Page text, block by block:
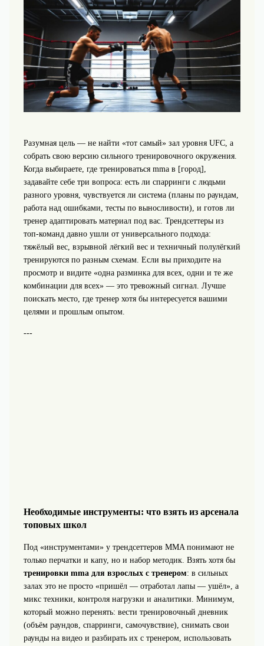
Разумная цель — не найти «тот самый» зал уровня UFC, а
собрать свою версию сильного тренировочного окружения.
Когда выбираете, где тренироваться mma в [город],
задавайте себе три вопроса: есть ли спарринги с людьми
разного уровня, чувствуется ли система (планы по раундам,
работа над ошибками, тесты по выносливости), и готов ли
тренер адаптировать материал под вас. Трендсеттеры из
топ-команд давно ушли от универсального подхода:
тяжёлый вес, взрывной лёгкий вес и техничный полулёгкий
тренируются по разным схемам. Если вы приходите на
просмотр и видите «одна разминка для всех, одни и те же
комбинации для всех» — это тревожный сигнал. Лучше
поискать место, где тренер хотя бы интересуется вашими
целями и прошлым опытом.
---
Необходимые инструменты: что взять из арсенала
топовых школ
Под «инструментами» у трендсеттеров MMA понимают не
только перчатки и капу, но и набор методик. Взять хотя бы
тренировки mma для взрослых с тренером: в сильных
залах это не просто «пришёл — отработал лапы — ушёл», а
микс техники, контроля нагрузки и аналитики. Минимум,
который можно перенять: вести тренировочный дневник
(объём раундов, спарринги, самочувствие), снимать свои
раунды на видео и разбирать их с тренером, использовать